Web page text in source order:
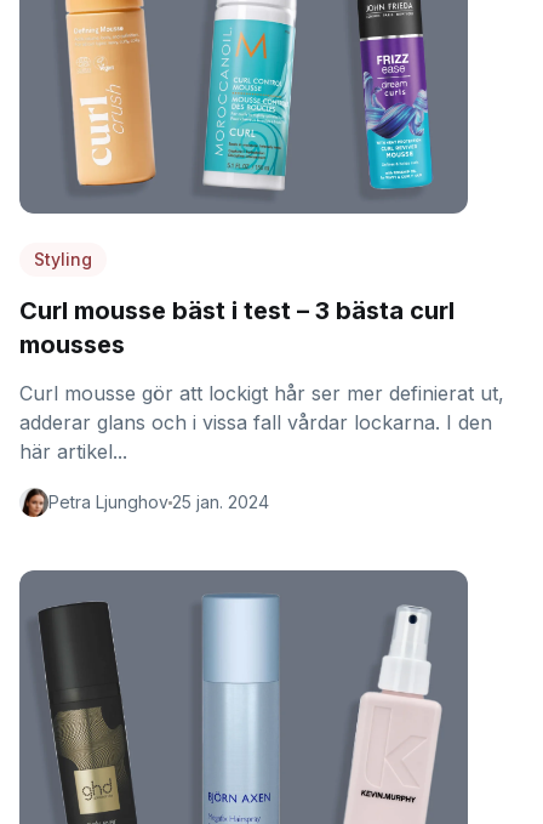
Styling
Curl mousse bäst i test – 3 bästa curl
mousses
Curl mousse gör att lockigt hår ser mer definierat ut,
adderar glans och i vissa fall vårdar lockarna. I den
här artikel...
Petra Ljunghov 25 jan. 2024